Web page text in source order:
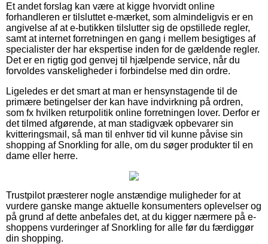
Et andet forslag kan være at kigge hvorvidt online
forhandleren er tilsluttet e-mærket, som almindeligvis er en
angivelse af at e-butikken tilslutter sig de opstillede regler,
samt at internet forretningen en gang i mellem besigtiges af
specialister der har ekspertise inden for de gældende regler.
Det er en rigtig god genvej til hjælpende service, når du
forvoldes vanskeligheder i forbindelse med din ordre.
Ligeledes er det smart at man er hensynstagende til de
primære betingelser der kan have indvirkning på ordren,
som fx hvilken returpolitik online forretningen lover. Derfor er
det tilmed afgørende, at man stadigvæk opbevarer sin
kvitteringsmail, så man til enhver tid vil kunne påvise sin
shopping af Snorkling for alle, om du søger produkter til en
dame eller herre.
Trustpilot præsterer nogle anstændige muligheder for at
vurdere ganske mange aktuelle konsumenters oplevelser og
på grund af dette anbefales det, at du kigger nærmere på e-
shoppens vurderinger af Snorkling for alle før du færdiggør
din shopping.